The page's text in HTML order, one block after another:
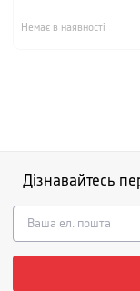
Немає в наявності
Дізнавайтесь